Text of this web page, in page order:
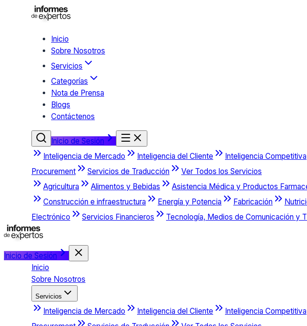
Inicio
Sobre Nosotros
Servicios
Categorías
Nota de Prensa
Blogs
Contáctenos
Inicio de Sesión
Inteligencia de Mercado
Inteligencia del Cliente Inteligencia Competitiva
Procurement
Servicios de Traducción
Ver Todos los Servicios
Agricultura
Alimentos y Bebidas Asistencia Médica y Productos
Construcción e infraestructura
Energía y Potencia Fabricación
Electrónico
Servicios Financieros Tecnología, Medios de Comunicación y
Inicio de Sesión
Inicio
Sobre Nosotros
Servicios
Inteligencia de Mercado Inteligencia del Cliente Inteligencia Competitiva